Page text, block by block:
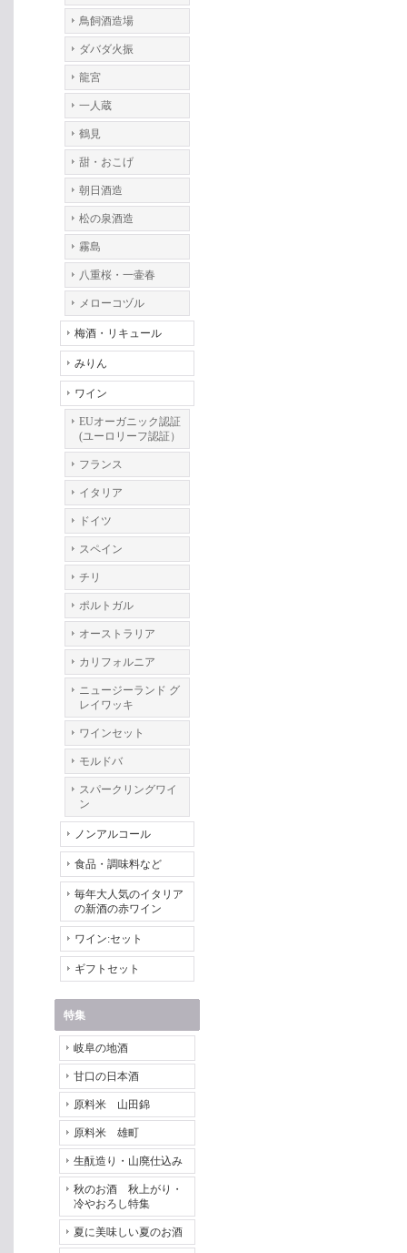
鳥飼酒造場
ダバダ火振
龍宮
一人蔵
鶴見
甜・おこげ
朝日酒造
松の泉酒造
霧島
八重桜・一壷春
メローコヅル
梅酒・リキュール
みりん
ワイン
EUオーガニック認証
(ユーロリーフ認証）
フランス
イタリア
ドイツ
スペイン
チリ
ポルトガル
オーストラリア
カリフォルニア
ニュージーランド グ
レイワッキ
ワインセット
モルドバ
スパークリングワイ
ン
ノンアルコール
食品・調味料など
毎年大人気のイタリア
の新酒の赤ワイン
ワイン:セット
ギフトセット
特集
岐阜の地酒
甘口の日本酒
原料米 山田錦
原料米 雄町
生酛造り・山廃仕込み
秋のお酒 秋上がり・
冷やおろし特集
夏に美味しい夏のお酒